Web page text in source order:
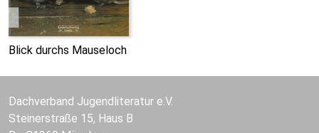
Blick durchs Mauseloch
Dachverband Jugendliteratur e.V.
Steinerstraße 15, Haus B